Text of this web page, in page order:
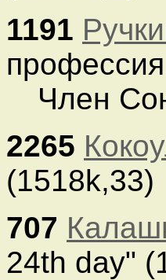
1191
Член
2265
(1518k,33)
707
24th day"